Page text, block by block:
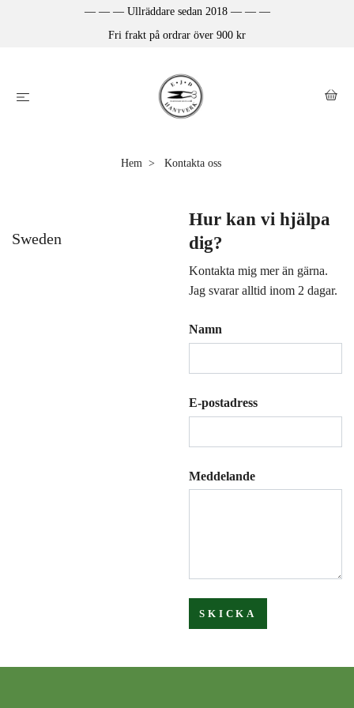
— — — Ullräddare sedan 2018 — — —
Fri frakt på ordrar över 900 kr
Hem Kontakta oss
Sweden
Hur kan vi hjälpa
dig?
Kontakta mig mer än gärna.
Jag svarar alltid inom 2 dagar.
Namn
E-postadress
Meddelande
SKICKA